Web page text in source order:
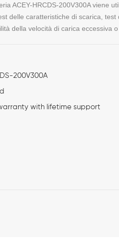
ACEY-HRCDS-200V300A viene
delle caratteristiche di scarica,
della velocità di carica eccessiva o
200V300A
with lifetime support